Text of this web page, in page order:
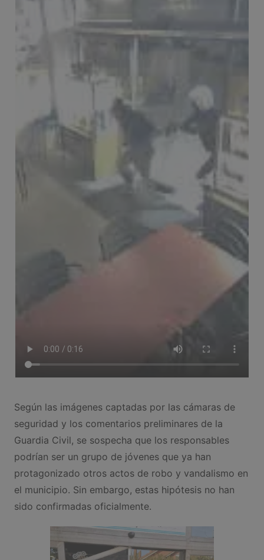
Según las imágenes captadas por las cámaras de
seguridad y los comentarios preliminares de la
Guardia Civil, se sospecha que los responsables
podrían ser un grupo de jóvenes que ya han
protagonizado otros actos de robo y vandalismo en
el municipio. Sin embargo, estas hipótesis no han
sido confirmadas oficialmente.